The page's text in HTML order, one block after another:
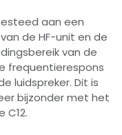
aan een
de HF-unit en de
van de
frequentierespons
luidspreker. Dit is
bijzonder met het
C12.